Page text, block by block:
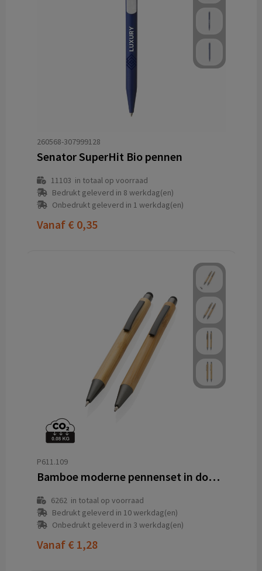
260568-307999128
Senator SuperHit Bio pennen
11103 in totaal op voorraad
Bedrukt geleverd in 8 werkdag(en)
Onbedrukt geleverd in 1 werkdag(en)
Vanaf € 0,35
P611.109
Bamboe moderne pennenset in doosje
6262in totaal op voorraad
Bedrukt geleverd in 10 werkdag(en)
Onbedrukt geleverd in 3 werkdag(en)
Vanaf € 1,28